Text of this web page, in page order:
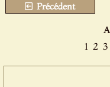
Précédent
1 2 3